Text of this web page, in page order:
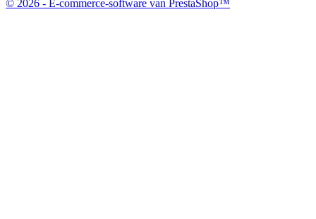
© 2026 - E-commerce-software van PrestaShop™